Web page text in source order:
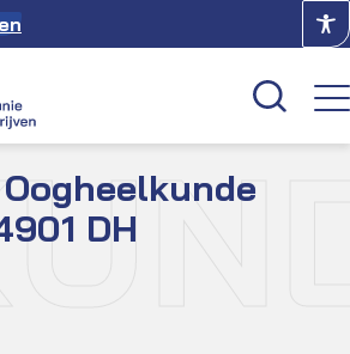
DH